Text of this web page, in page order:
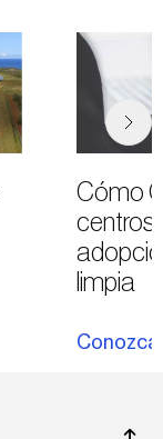
Cómo
centros
limpia